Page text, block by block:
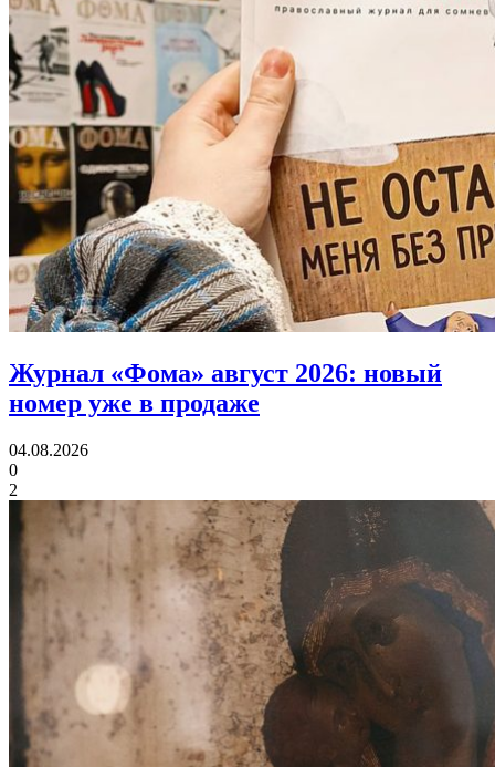
Журнал «Фома» август 2026: новый
номер уже в продаже
04.08.2026
0
2